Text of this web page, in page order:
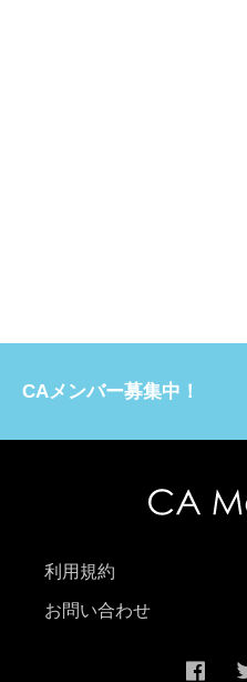
CAメンバー募集中！
利用規約
お問い合わせ